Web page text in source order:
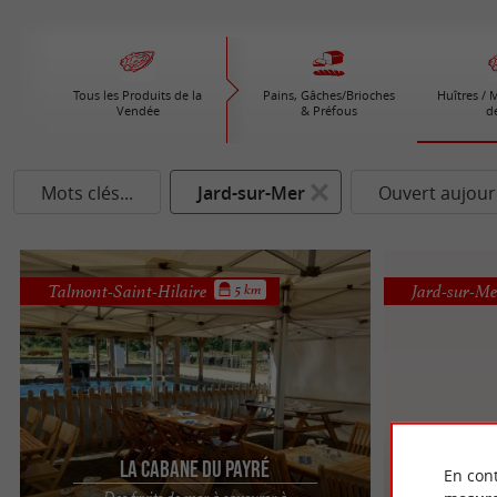
Tous les Produits de la
Vendée
Pains, Gâches/Brioches
& Préfous
Huîtres /
Mots clés... Jard-sur-Mer Ouvert
La Cabane du Payré
Talmont-Saint-Hilaire 5 km Jard-sur-
En